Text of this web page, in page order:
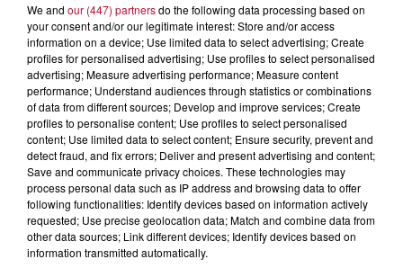
4 août 2026
FÊTE DE LA POLYNÉSIE À VILLEVEYRAC
We and our (447) partnersdo the following data processing based on
your consent and/or our legitimate interest: Store and/or access
information on a device; Use limited data to select advertising; Create
profiles for personalised advertising; Use profiles to select personalised
advertising; Measure advertising performance; Measure content
performance; Understand audiences through statistics or combinations
of data from different sources; Develop and improve services; Create
profiles to personalise content; Use profiles to select personalised
content; Use limited data to select content; Ensure security, prevent and
detect fraud, and fix errors; Deliver and present advertising and content;
Save and communicate privacy choices. These technologies may
process personal data such as IP address and browsing data to offer
following functionalities: Identify devices based on information actively
requested; Use precise geolocation data; Match and combine data from
other data sources; Link different devices; Identify devices based on
information transmitted automatically.